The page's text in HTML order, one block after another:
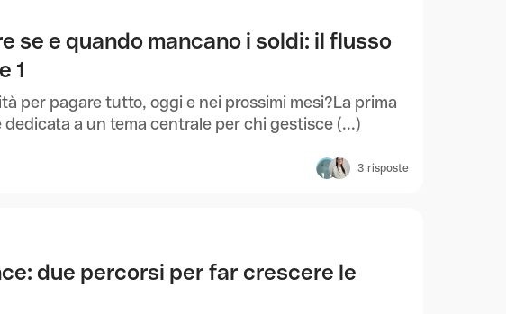
se e quando mancano i soldi: il flusso
1
per pagare tutto, oggi e nei prossimi mesi?La prima
dedicata a un tema centrale per chi gestisce (...)
3 risposte
due percorsi per far crescere le